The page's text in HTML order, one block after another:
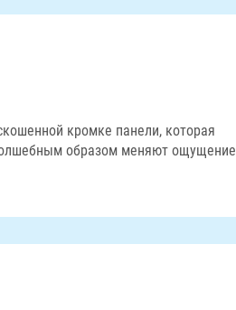
кромке панели, которая
образом меняют ощущение